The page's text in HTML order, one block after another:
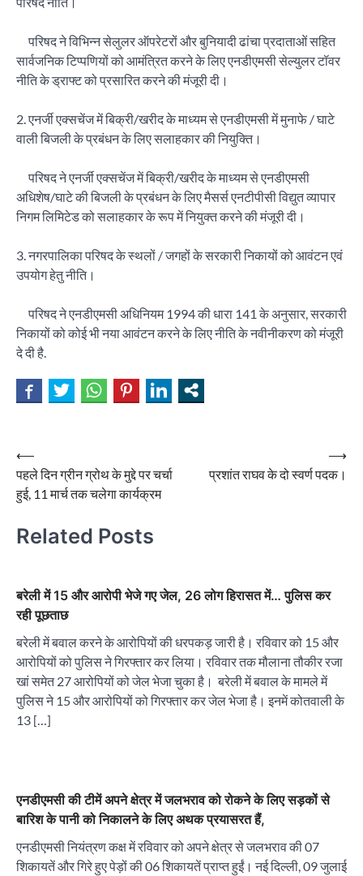
परिषद ने विभिन्न सेलुलर ऑपरेटरों और बुनियादी ढांचा प्रदाताओं सहित
सार्वजनिक टिप्पणियों को आमंत्रित करने के लिए एनडीएमसी सेल्युलर टॉवर
नीति के ड्राफ्ट को प्रसारित करने की मंजूरी दी।
2. एनर्जी एक्सचेंज में बिक्री/खरीद के माध्यम से एनडीएमसी में मुनाफे / घाटे
वाली बिजली के प्रबंधन के लिए सलाहकार की नियुक्ति।
परिषद ने एनर्जी एक्सचेंज में बिक्री/खरीद के माध्यम से एनडीएमसी
अधिशेष/घाटे की बिजली के प्रबंधन के लिए मैसर्स एनटीपीसी विद्युत व्यापार
निगम लिमिटेड को सलाहकार के रूप में नियुक्त करने की मंजूरी दी।
3. नगरपालिका परिषद के स्थलों / जगहों के सरकारी निकायों को आवंटन एवं
उपयोग हेतु नीति।
परिषद ने एनडीएमसी अधिनियम 1994 की धारा 141 के अनुसार, सरकारी
निकायों को कोई भी नया आवंटन करने के लिए नीति के नवीनीकरण को मंजूरी
दे दी है.
Post
navigation
⟵
पहले दिन ग्रीन ग्रोथ के मुद्दे पर चर्चा
हुई, 11 मार्च तक चलेगा कार्यक्रम
प्रशांत राघव के दो स्वर्ण पदक।
⟶
Related Posts
बरेली में 15 और आरोपी भेजे गए जेल, 26 लोग हिरासत में… पुलिस कर
रही पूछताछ
बरेली में बवाल करने के आरोपियों की धरपकड़ जारी है। रविवार को 15 और
आरोपियों को पुलिस ने गिरफ्तार कर लिया। रविवार तक मौलाना तौकीर रजा
खां समेत 27 आरोपियों को जेल भेजा चुका है। बरेली में बवाल के मामले में
पुलिस ने 15 और आरोपियों को गिरफ्तार कर जेल भेजा है। इनमें कोतवाली के
13 […]
एनडीएमसी की टीमें अपने क्षेत्र में जलभराव को रोकने के लिए सड़कों से
बारिश के पानी को निकालने के लिए अथक प्रयासरत हैं,
एनडीएमसी नियंत्रण कक्ष में रविवार को अपने क्षेत्र से जलभराव की 07
शिकायतें और गिरे हुए पेड़ों की 06 शिकायतें प्राप्त हुईं। नई दिल्ली, 09 जुलाई